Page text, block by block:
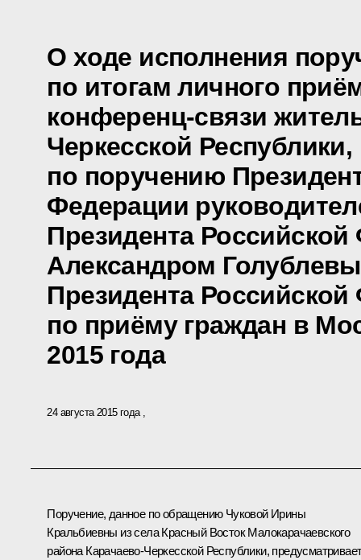
О ходе исполнения
по итогам личного
конференц-связи
Черкесской
по поручению
Федерации
Президента
Александром
Президента
по приёму граждан в
2015 года
24 августа 2015 года
Поручение, данное по обращению Чуковой Ирины
Кральбиевны из села Красный Восток Малокарачаевского
района Карачаево-Черкесской Республики,